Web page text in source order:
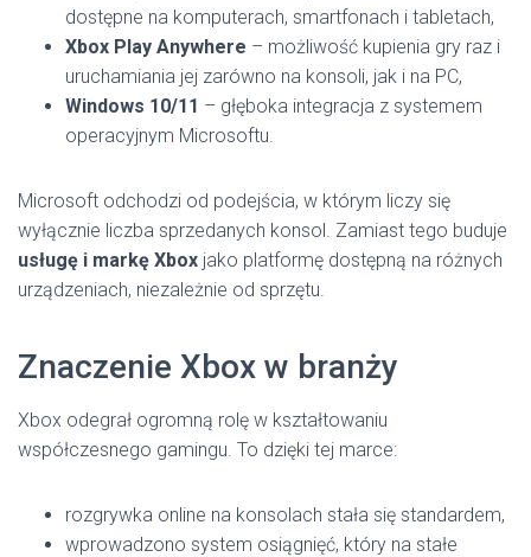
dostępne na komputerach, smartfonach i tabletach,
Xbox Play Anywhere – możliwość kupienia gry raz i
uruchamiania jej zarówno na konsoli, jak i na PC,
Windows 10/11 – głęboka integracja z systemem
operacyjnym Microsoftu.
Microsoft odchodzi od podejścia, w którym liczy się
wyłącznie liczba sprzedanych konsol. Zamiast tego buduje
usługę i markę Xbox jako platformę dostępną na różnych
urządzeniach, niezależnie od sprzętu.
Znaczenie Xbox w branży
Xbox odegrał ogromną rolę w kształtowaniu
współczesnego gamingu. To dzięki tej marce:
rozgrywka online na konsolach stała się standardem,
wprowadzono system osiągnięć, który na stałe